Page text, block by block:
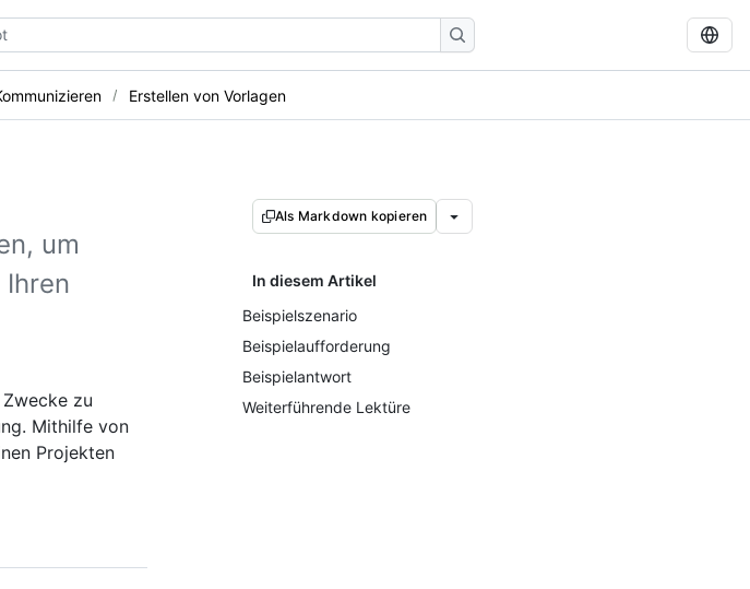
Erstellen von Vorlagen
um
Als Markdown kopieren
In diesem Artikel
Beispielszenario
Beispielaufforderung
Beispielantwort
Weiterführende Lektüre
zu
Mithilfe von
Projekten